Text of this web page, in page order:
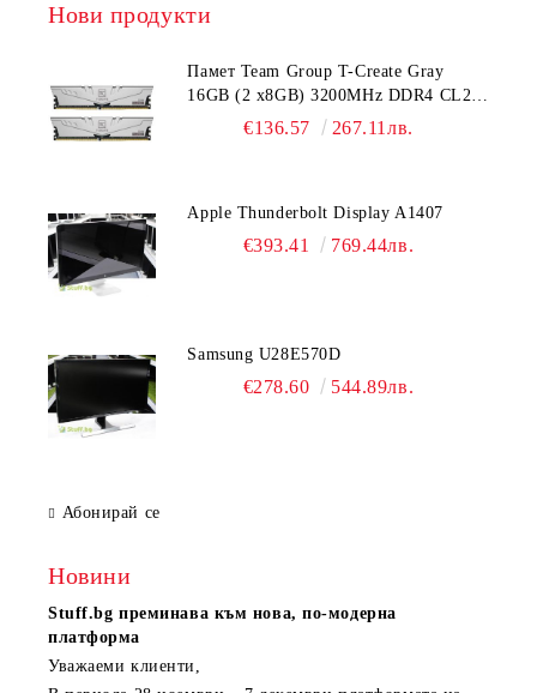
Нови продукти
Памет Team Group T-Create Gray
16GB (2 x8GB) 3200MHz DDR4 CL22-
22-22-52 1.2V
€136.57 267.11лв.
Apple Thunderbolt Display A1407
€393.41 769.44лв.
Samsung U28E570D
€278.60 544.89лв.
Абонирай се
Новини
Stuff.bg преминава към нова, по-модерна
платформа
Уважаеми клиенти,